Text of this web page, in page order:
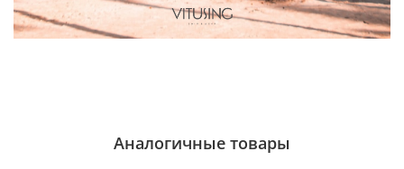
Аналогичные товары